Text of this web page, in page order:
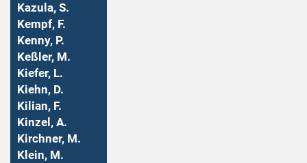
Kazula, S.
Kempf, F.
Kenny, P.
Keßler, M.
Kiefer, L.
Kiehn, D.
Kilian, F.
Kinzel, A.
Kirchner, M.
Klein, M.